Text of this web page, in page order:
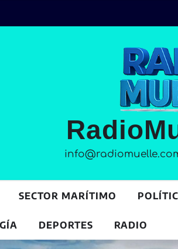
SECTOR MARÍTIMO
DEPORTES RADIO